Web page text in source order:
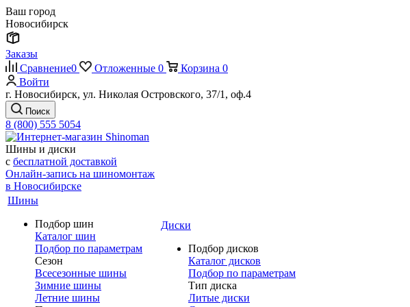
Ваш город
Новосибирск
Заказы
Сравнение0 Отложенные 0 Корзина 0
Войти
г. Новосибирск, ул. Николая Островского, 37/1, оф.4
Поиск
8 (800) 555 5054
Шины и диски
с бесплатной доставкой
Онлайн-запись на шиномонтаж
в Новосибирске
Шины
Подбор шин
Каталог шин
Подбор по параметрам
Сезон
Всесезонные шины
Зимние шины
Летние шины
Диски
Подбор дисков
Каталог дисков
Подбор по параметрам
Тип диска
Литые диски